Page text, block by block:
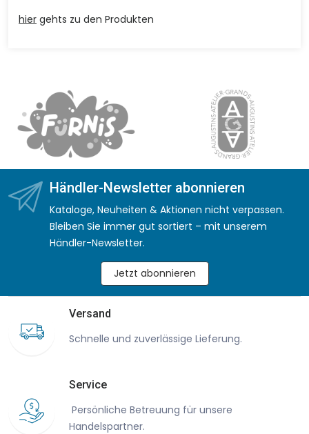
hier gehts zu den Produkten
Händler-Newsletter abonnieren
Kataloge, Neuheiten & Aktionen nicht verpassen.
Bleiben Sie immer gut sortiert – mit unserem
Händler-Newsletter.
Jetzt abonnieren
Versand
Schnelle und zuverlässige Lieferung.
Service
Persönliche Betreuung für unsere
Handelspartner.